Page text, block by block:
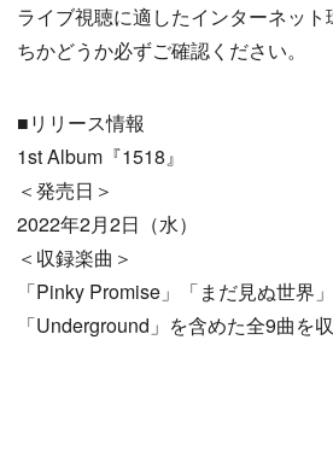
ライブ視聴に適したインターネッ
ちかどうか必ずご確認ください。
■リリース情報
1st Album『1518』
＜発売日＞
2022年2月2日（水）
＜収録楽曲＞
「Pinky Promise」「まだ見ぬ世界
「Underground」を含めた全9曲を収